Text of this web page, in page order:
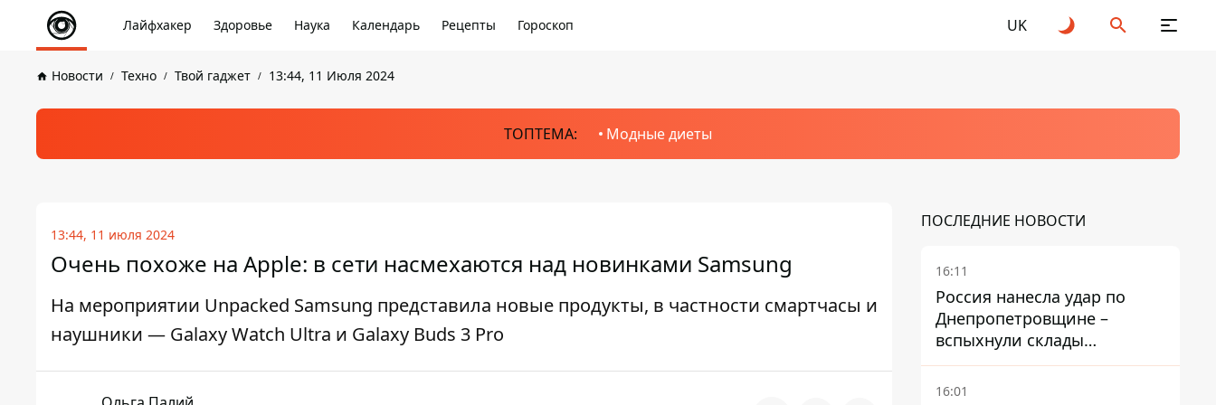
Лайфхакер Здоровье Наука Календарь Рецепты Гороскоп UK
Новости Техно Твой гаджет 13:44, 11 Июля 2024
ТОПТЕМА: Модные диеты
13:44, 11 июля 2024
Очень похоже на Apple: в сети насмехаются над новинками Samsung
На мероприятии Unpacked Samsung представила новые продукты, в частности смартчасы и
наушники — Galaxy Watch Ultra и Galaxy Buds 3 Pro
ПОСЛЕДНИЕ НОВОСТИ
16:11
Россия нанесла удар по
Днепропетровщине –
вспыхнули склады
логистической компании
16:01